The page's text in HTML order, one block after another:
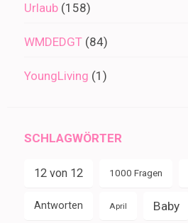
Urlaub (158)
WMDEDGT (84)
YoungLiving (1)
SCHLAGWÖRTER
12 von 12 1000 Fragen
Antworten April Baby